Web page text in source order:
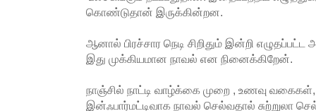
கொண்டுதான் இருக்கின்றன.
ஆனால் பிரச்சார நெடி சிறிதும் இன்றி
இது முக்கியமான நாவல் என நினைக்கிறேன்.
நாஞ்சில் நாட்டி வாழ்க்கை முறை , உணவு
இன்ஃபார்மட்டிவாக நாவல் செல்வதால் சுற்றுலா